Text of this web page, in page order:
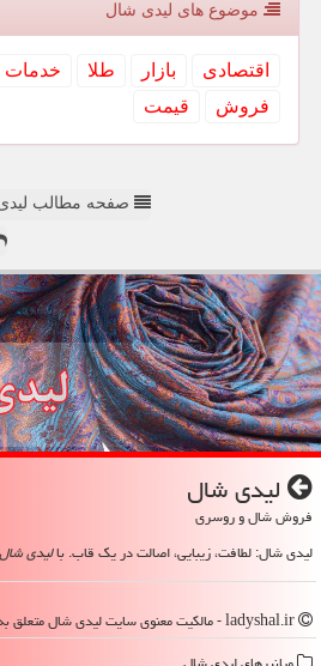
موضوع های لیدی شال
اقتصادی بازار طلا خدمات
فروش
قیمت
صفحه مطالب
لیدی شال
فروش شال و روسری
لیدی شال: لطافت، زیبایی، اصالت در یک قاب. بالیدی شال